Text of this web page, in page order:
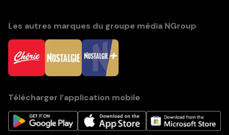
Les autres marques du groupe média NGroup
Télécharger l’application mobile